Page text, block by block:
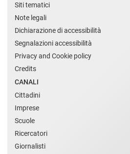
Siti tematici
Note legali
Dichiarazione di accessibilità
Segnalazioni accessibilità
Privacy and Cookie policy
Credits
CANALI
Cittadini
Imprese
Scuole
Ricercatori
Giornalisti